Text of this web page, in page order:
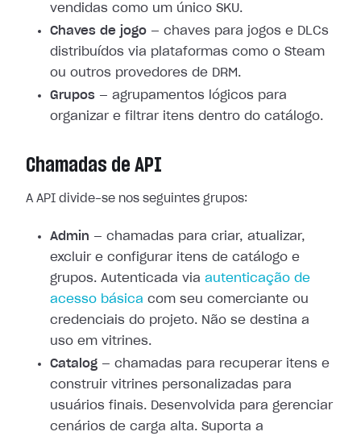
vendidas como um único SKU.
Chaves de jogo — chaves para jogos e DLCs
distribuídos via plataformas como o Steam
ou outros provedores de DRM.
Grupos — agrupamentos lógicos para
organizar e filtrar itens dentro do catálogo.
Chamadas de API
A API divide-se nos seguintes grupos:
Admin — chamadas para criar, atualizar,
excluir e configurar itens de catálogo e
grupos. Autenticada via autenticação de
acesso básica com seu comerciante ou
credenciais do projeto. Não se destina a
uso em vitrines.
Catalog — chamadas para recuperar itens e
construir vitrines personalizadas para
usuários finais. Desenvolvida para gerenciar
cenários de carga alta. Suporta a